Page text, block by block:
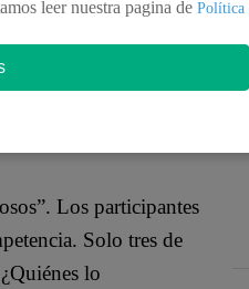
Los participantes
. Solo tres de
lo
leer nuestra pagina de Política